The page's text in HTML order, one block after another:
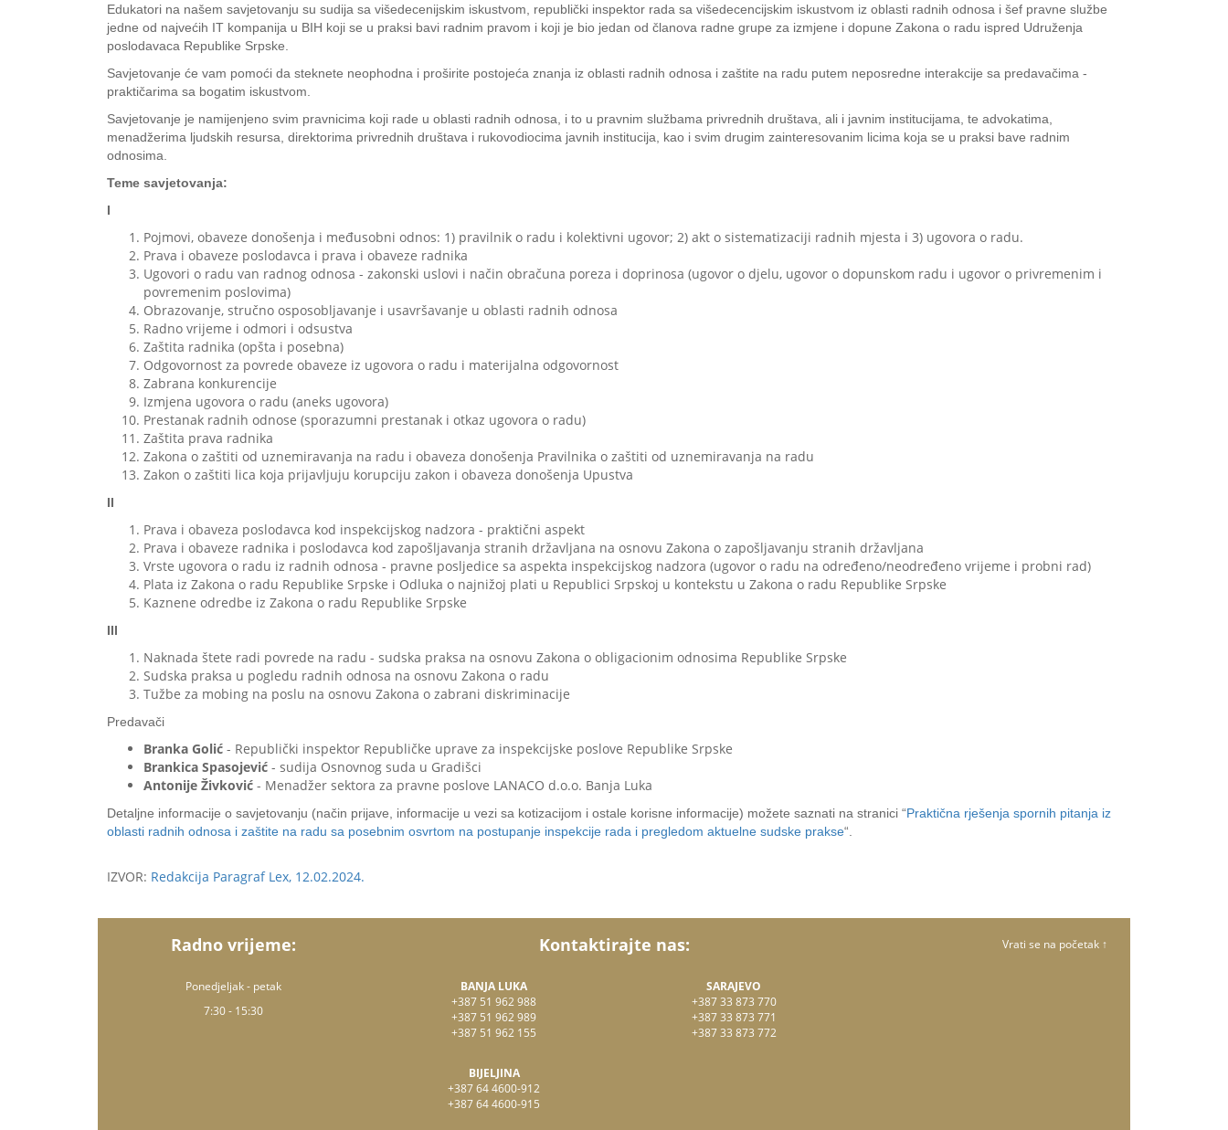
Edukatori na našem savjetovanju su sudija sa višedecenijskim iskustvom, republički inspektor rada sa višedecencijskim iskustvom iz oblasti radnih odnosa i šef pravne službe
jedne od najvećih IT kompanija u BIH koji se u praksi bavi radnim pravom i koji je bio jedan od članova radne grupe za izmjene i dopune Zakona o radu ispred Udruženja
poslodavaca Republike Srpske.
Savjetovanje će vam pomoći da steknete neophodna i proširite postojeća znanja iz oblasti radnih odnosa i zaštite na radu putem neposredne interakcije sa predavačima -
praktičarima sa bogatim iskustvom.
Savjetovanje je namijenjeno svim pravnicima koji rade u oblasti radnih odnosa, i to u pravnim službama privrednih društava, ali i javnim institucijama, te advokatima,
menadžerima ljudskih resursa, direktorima privrednih društava i rukovodiocima javnih institucija, kao i svim drugim zainteresovanim licima koja se u praksi bave radnim
odnosima.
Teme savjetovanja:
I
Pojmovi, obaveze donošenja i međusobni odnos: 1) pravilnik o radu i kolektivni ugovor; 2) akt o sistematizaciji radnih mjesta i 3) ugovora o radu.
Prava i obaveze poslodavca i prava i obaveze radnika
Ugovori o radu van radnog odnosa - zakonski uslovi i način obračuna poreza i doprinosa (ugovor o djelu, ugovor o dopunskom radu i ugovor o privremenim i
povremenim poslovima)
Obrazovanje, stručno osposobljavanje i usavršavanje u oblasti radnih odnosa
Radno vrijeme i odmori i odsustva
Zaštita radnika (opšta i posebna)
Odgovornost za povrede obaveze iz ugovora o radu i materijalna odgovornost
Zabrana konkurencije
Izmjena ugovora o radu (aneks ugovora)
Prestanak radnih odnose (sporazumni prestanak i otkaz ugovora o radu)
Zaštita prava radnika
Zakona o zaštiti od uznemiravanja na radu i obaveza donošenja Pravilnika o zaštiti od uznemiravanja na radu
Zakon o zaštiti lica koja prijavljuju korupciju zakon i obaveza donošenja Upustva
II
Prava i obaveza poslodavca kod inspekcijskog nadzora - praktični aspekt
Prava i obaveze radnika i poslodavca kod zapošljavanja stranih državljana na osnovu Zakona o zapošljavanju stranih državljana
Vrste ugovora o radu iz radnih odnosa - pravne posljedice sa aspekta inspekcijskog nadzora (ugovor o radu na određeno/neodređeno vrijeme i probni rad)
Plata iz Zakona o radu Republike Srpske i Odluka o najnižoj plati u Republici Srpskoj u kontekstu u Zakona o radu Republike Srpske
Kaznene odredbe iz Zakona o radu Republike Srpske
III
Naknada štete radi povrede na radu - sudska praksa na osnovu Zakona o obligacionim odnosima Republike Srpske
Sudska praksa u pogledu radnih odnosa na osnovu Zakona o radu
Tužbe za mobing na poslu na osnovu Zakona o zabrani diskriminacije
Predavači
Branka Golić - Republički inspektor Republičke uprave za inspekcijske poslove Republike Srpske
Brankica Spasojević - sudija Osnovnog suda u Gradišci
Antonije Živković - Menadžer sektora za pravne poslove LANACO d.o.o. Banja Luka
Detaljne informacije o savjetovanju (način prijave, informacije u vezi sa kotizacijom i ostale korisne informacije) možete saznati na stranici “Praktična rješenja spornih pitanja iz
oblasti radnih odnosa i zaštite na radu sa posebnim osvrtom na postupanje inspekcije rada i pregledom aktuelne sudske prakse“.
IZVOR: Redakcija Paragraf Lex, 12.02.2024.
Radno vrijeme:
Ponedjeljak - petak
7:30 - 15:30
Kontaktirajte nas:
BANJA LUKA
+387 51 962 988
+387 51 962 989
+387 51 962 155
BIJELJINA
+387 64 4600-912
+387 64 4600-915
SARAJEVO
+387 33 873 770
+387 33 873 771
+387 33 873 772
Vrati se na početak ↑